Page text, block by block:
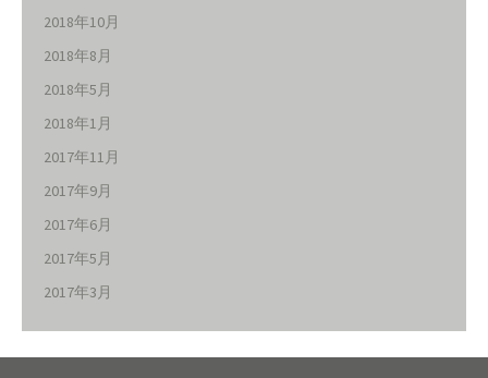
2018年10月
2018年8月
2018年5月
2018年1月
2017年11月
2017年9月
2017年6月
2017年5月
2017年3月